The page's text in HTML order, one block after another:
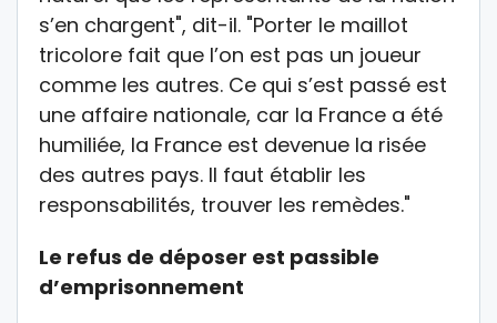
s’en chargent", dit-il. "Porter le maillot
tricolore fait que l’on est pas un joueur
comme les autres. Ce qui s’est passé est
une affaire nationale, car la France a été
humiliée, la France est devenue la risée
des autres pays. Il faut établir les
responsabilités, trouver les remèdes."
Le refus de déposer est passible
d’emprisonnement